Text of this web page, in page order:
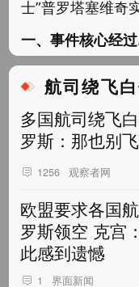
士”普罗塔塞维奇
一、事件核心
航司绕飞
多国航司绕飞
罗斯：那也别
1256 观察者网
欧盟要求各国
罗斯领空 克宫
此感到遗憾
1 界面新闻